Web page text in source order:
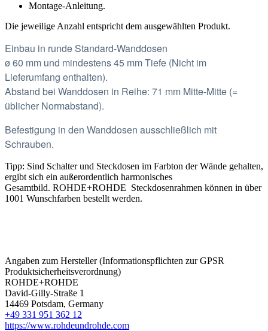
Montage-Anleitung.
Die jeweilige Anzahl entspricht dem ausgewählten Produkt.
Einbau in runde Standard-Wanddosen
ø 60 mm und mindestens 45 mm Tiefe (Nicht im
Lieferumfang enthalten).
Abstand bei Wanddosen in Reihe: 71 mm Mitte-Mitte (=
üblicher Normabstand).
Befestigung in den Wanddosen ausschließlich mit
Schrauben.
Tipp: Sind Schalter und Steckdosen im Farbton der Wände gehalten,
ergibt sich ein außerordentlich harmonisches
Gesamtbild. ROHDE+ROHDE Steckdosenrahmen können in über
1001 Wunschfarben bestellt werden.
Angaben zum Hersteller (Informationspflichten zur GPSR
Produktsicherheitsverordnung)
ROHDE+ROHDE
David-Gilly-Straße 1
14469 Potsdam, Germany
+49 331 951 362 12
https://www.rohdeundrohde.com